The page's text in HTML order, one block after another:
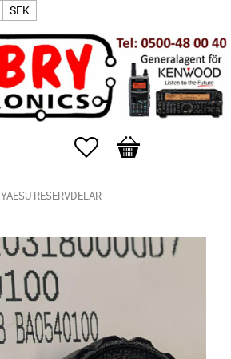
SEK
Favoriter
Kundvagn
YAESU RESERVDELAR